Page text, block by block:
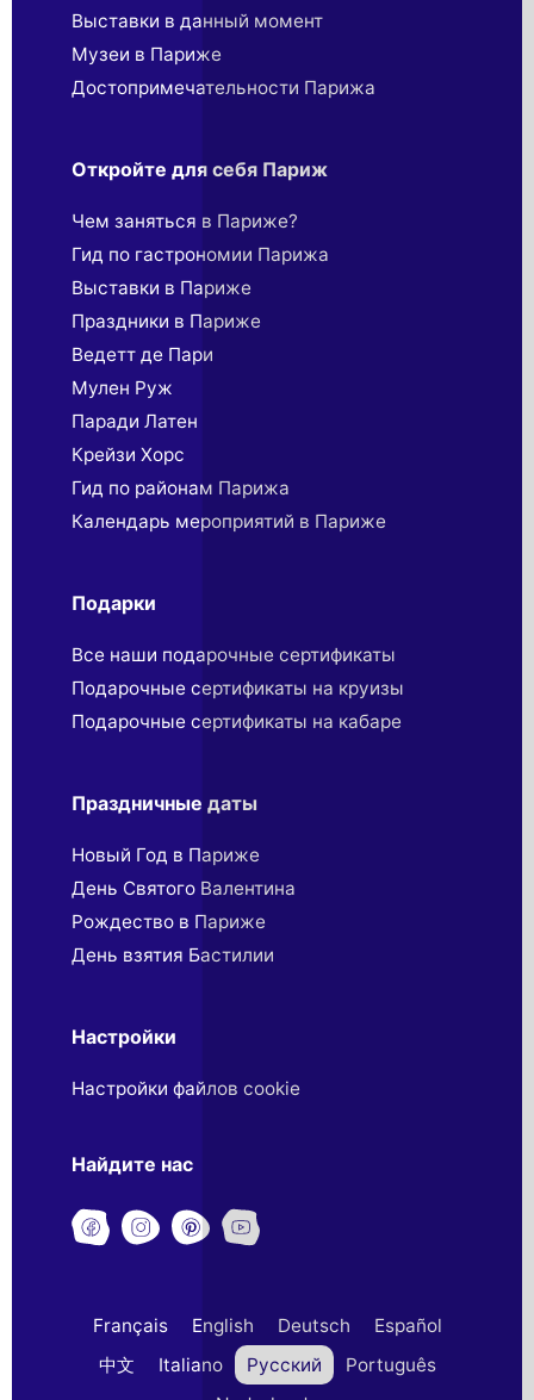
Выставки в данный момент
Музеи в Париже
Достопримечательности Парижа
Откройте для себя Париж
Чем заняться в Париже?
Гид по гастрономии Парижа
Выставки в Париже
Праздники в Париже
Ведетт де Пари
Мулен Руж
Паради Латен
Крейзи Хорс
Гид по районам Парижа
Календарь мероприятий в Париже
Подарки
Все наши подарочные сертификаты
Подарочные сертификаты на круизы
Подарочные сертификаты на кабаре
Праздничные даты
Новый Год в Париже
День Святого Валентина
Рождество в Париже
День взятия Бастилии
Настройки
Настройки файлов cookie
Найдите нас
Français English Deutsch
Español
中文
Italiano Русский
Português